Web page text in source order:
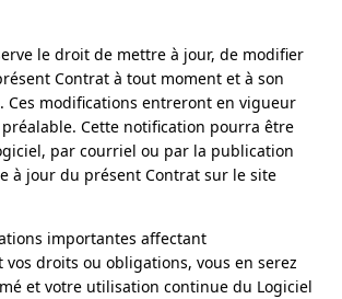
le droit de mettre à jour, de modifier
Contrat à tout moment et à son
Ces modifications entreront en vigueur
Cette notification pourra être
par courriel ou par la publication
à jour du présent Contrat sur le site
importantes affectant
droits ou obligations, vous en serez
et votre utilisation continue du Logiciel